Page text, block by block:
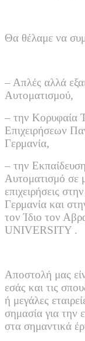
Θα θέλαμε να
– Aπλές αλλά
Aυτοματισμού,
– την Kορυφαία
Eπιχειρήσεων
Γερμανία,
– την
Αυτοματισμό σε
επιχειρήσεις
Γερμανία και
τον Ίδιο τον
UNIVERSITY .
Αποστολή μας
εσάς και τις
ή μεγάλες
σημασία για την
στα σημαντικά